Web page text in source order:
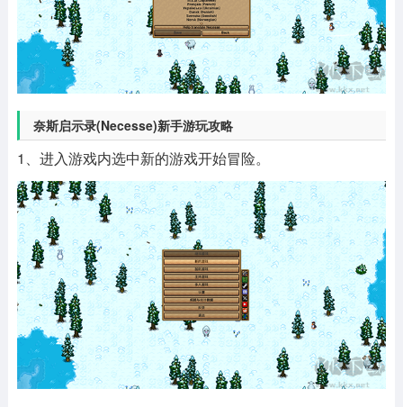
奈斯启示录(Necesse)新手游玩攻略
1、进入游戏内选中新的游戏开始冒险。